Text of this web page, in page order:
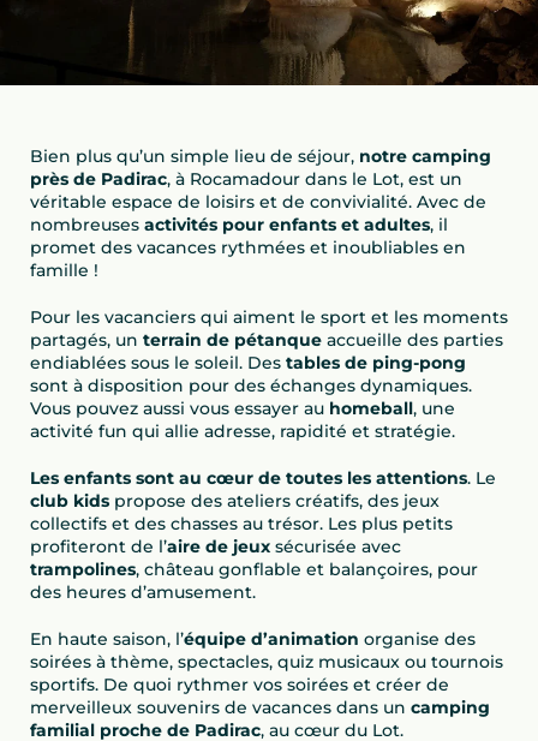
Bien plus qu’un simple lieu de séjour, notre camping
près de Padirac, à Rocamadour dans le Lot, est un
véritable espace de loisirs et de convivialité. Avec de
nombreuses activités pour enfants et adultes, il
promet des vacances rythmées et inoubliables en
famille !
Pour les vacanciers qui aiment le sport et les moments
partagés, un terrain de pétanque accueille des parties
endiablées sous le soleil. Des tables de ping-pong
sont à disposition pour des échanges dynamiques.
Vous pouvez aussi vous essayer au homeball, une
activité fun qui allie adresse, rapidité et stratégie.
Les enfants sont au cœur de toutes les attentions. Le
club kids propose des ateliers créatifs, des jeux
collectifs et des chasses au trésor. Les plus petits
profiteront de l’aire de jeux sécurisée avec
trampolines, château gonflable et balançoires, pour
des heures d’amusement.
En haute saison, l’équipe d’animation organise des
soirées à thème, spectacles, quiz musicaux ou tournois
sportifs. De quoi rythmer vos soirées et créer de
merveilleux souvenirs de vacances dans un camping
familial proche de Padirac, au cœur du Lot.